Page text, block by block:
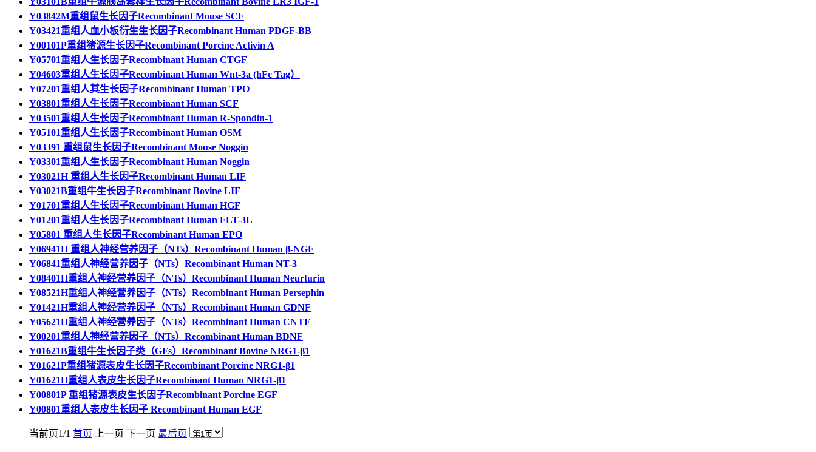
Y03842M重组鼠生长因子Recombinant Mouse SCF
Y03421重组人血小板衍生生长因子Recombinant Human PDGF-BB
Y00101P重组猪源生长因子Recombinant Porcine Activin A
Y05701重组人生长因子Recombinant Human CTGF
Y04603重组人生长因子Recombinant Human Wnt-3a (hFc Tag）
Y07201重组人其生长因子Recombinant Human TPO
Y03801重组人生长因子Recombinant Human SCF
Y03501重组人生长因子Recombinant Human R-Spondin-1
Y05101重组人生长因子Recombinant Human OSM
Y03391 重组鼠生长因子Recombinant Mouse Noggin
Y03301重组人生长因子Recombinant Human Noggin
Y03021H 重组人生长因子Recombinant Human LIF
Y03021B重组牛生长因子Recombinant Bovine LIF
Y01701重组人生长因子Recombinant Human HGF
Y01201重组人生长因子Recombinant Human FLT-3L
Y05801 重组人生长因子Recombinant Human EPO
Y06941H 重组人神经营养因子（NTs）Recombinant Human β-NGF
Y06841重组人神经营养因子（NTs）Recombinant Human NT-3
Y08401H重组人神经营养因子（NTs）Recombinant Human Neurturin
Y08521H重组人神经营养因子（NTs）Recombinant Human Persephin
Y01421H重组人神经营养因子（NTs）Recombinant Human GDNF
Y05621H重组人神经营养因子（NTs）Recombinant Human CNTF
Y00201重组人神经营养因子（NTs）Recombinant Human BDNF
Y01621B重组牛生长因子类（GFs）Recombinant Bovine NRG1-β1
Y01621P重组猪源表皮生长因子Recombinant Porcine NRG1-β1
Y01621H重组人表皮生长因子Recombinant Human NRG1-β1
Y00801P 重组猪源表皮生长因子Recombinant Porcine EGF
Y00801重组人表皮生长因子 Recombinant Human EGF
当前页1/1 首页 上一页 下一页 最后页